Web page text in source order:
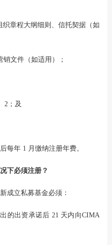
章程大纲细则、信托契据（如
文件（如适用）；
2；及
每年 1 月缴纳注册年费。
下必须注册？
成立私募基金必须：
的出资承诺后 21 天内向CIMA